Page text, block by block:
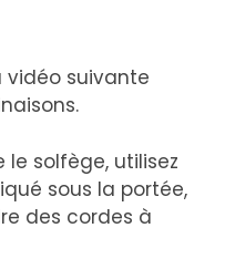
vidéo suivante
le solfège, utilisez
sous la portée,
des cordes à